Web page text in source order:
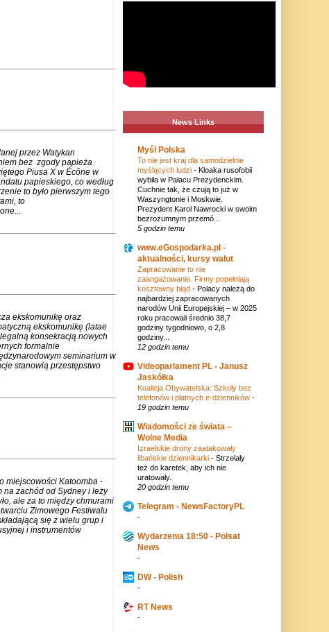
przez Watykan
bez zgody papieża
Piusa X w Écône w
papieskiego, co według
to było pierwszym tego
to
ekskomunikę oraz
ekskomunikę (latae
konsekracją nowych
formalnie
seminarium w
stanowią przestępstwo
miejscowości Katoomba -
na zachód od Sydney i leży
ale za to między chmurami
Zimowego Festiwalu
się z wielu grup i
i instrumentów
News Links
Myśl Polska
To nie jest kraj dla samodzielnie
myślących ludzi - Kloaka rusofobii
wybiła w Pałacu Prezydenckim.
Cuchnie tak, że czują to już w
Waszyngtonie i Moskwie.
Prezydent Karol Nawrocki w swoim
bezrozumnym przemó...
5 godzin temu
www.eGospodarka.pl -
aktualności, kursy walut
Zapracowanie to nie
zaangażowanie. Firmy popełniają
kosztowny błąd - Polacy należą do
najbardziej zapracowanych
narodów Unii Europejskiej – w 2025
roku pracowali średnio 38,7
godziny tygodniowo, o 2,8
godziny...
12 godzin temu
Videoparlament PL - Janusz
Jaskółka
Koalicja Obywatelska: Szkoły bez
telefonów i płatnych e-dzienników -
19 godzin temu
Wiadomości ze świata –
Wolne Media
Izraelskie drony zaatakowały
libańskie dziennikarki - Strzelały
też do karetek, aby ich nie
uratowały.
20 godzin temu
Telegram - NewsFactoryPL
-
Wydarzenia 18:50 - Polsat
News
-
DW - Polish
-
RT News
-